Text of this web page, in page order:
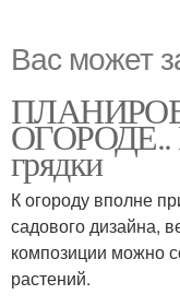
Вас может
ОГОРОДЕ..
грядки
К огороду вполне
садового дизайна,
композиции можно
растений.